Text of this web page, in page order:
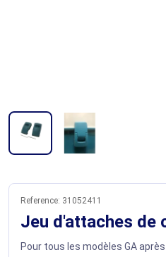
Reference: 31052411
Jeu d'attaches de
Pour tous les modèles GA